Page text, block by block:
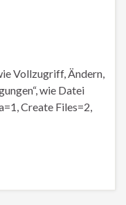
Vollzugriff, Ändern,
wie Datei
Create Files=2,